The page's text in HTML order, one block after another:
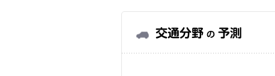
交通分野 の 予測